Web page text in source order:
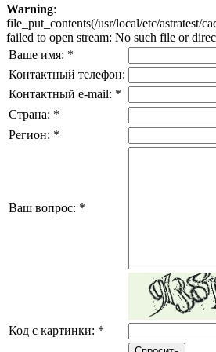
Warning:
file_put_contents(/usr/local/etc/astratest/
failed to open stream: No such file or
Ваше имя: *
Контактный телефон:
Контактный e-mail: *
Страна: *
Регион: *
Ваш вопрос: *
Код с картинки: *